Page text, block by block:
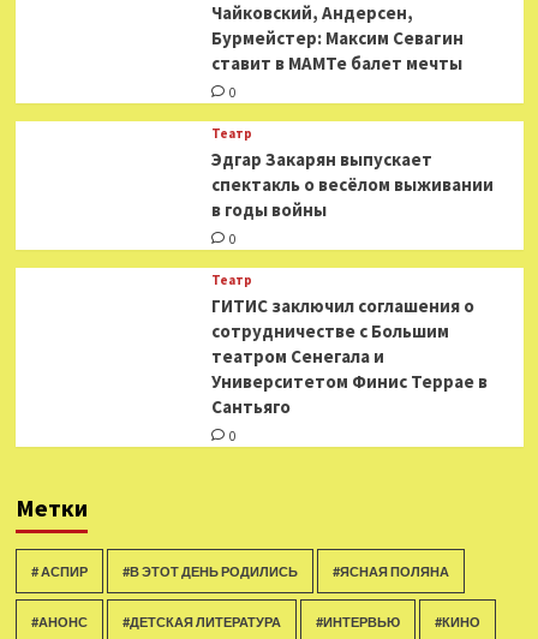
​​Чайковский, Андерсен,
Бурмейстер: Максим Севагин
ставит в МАМТе балет мечты
0
Театр
Эдгар Закарян выпускает
спектакль о весёлом выживании
в годы войны
0
Театр
ГИТИС заключил соглашения о
сотрудничестве с Большим
театром Сенегала и
Университетом Финис Террае в
Сантьяго
0
Метки
# АСПИР #В ЭТОТ ДЕНЬ РОДИЛИСЬ #ЯСНАЯ ПОЛЯНА
#АНОНС #ДЕТСКАЯ ЛИТЕРАТУРА #ИНТЕРВЬЮ #КИНО